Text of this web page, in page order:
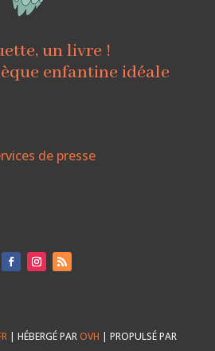
un livre !
enfantine idéale
de presse
| HÉBERGÉ PAROVH | PROPULSÉ PAR